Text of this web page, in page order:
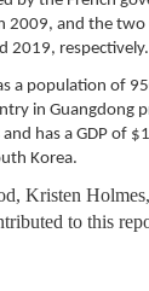
2009, and the
2019, respectively.
a population of
in Guangdong
has a GDP of
Korea.
Kristen
to this